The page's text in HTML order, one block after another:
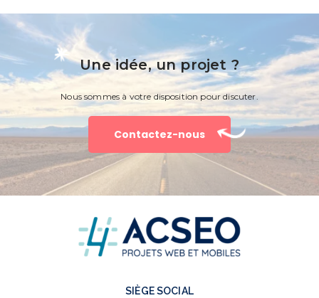
Une idée, un projet ?
Nous sommes à votre disposition pour discuter.
Contactez-nous
SIÈGE SOCIAL